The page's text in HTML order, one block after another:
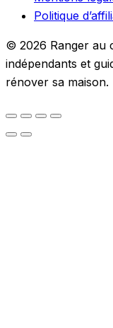
Politique
© 2026 Ranger au
indépendants et
rénover sa maison.